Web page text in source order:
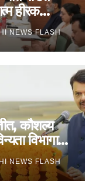
हीरक
साजरा
NEWS FLASH
कौशल्य
विभागाचे
NEWS FLASH